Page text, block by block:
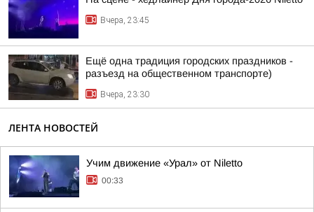
Вчера, 23:45
Ещё одна традиция городских праздников -
разъезд на общественном транспорте)
Вчера, 23:30
ЛЕНТА НОВОСТЕЙ
Учим движение «Урал» от Niletto
00:33